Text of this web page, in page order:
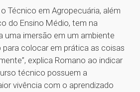
Técnico em Agropecuária, além
do Ensino Médio, tem na
uma imersão em um ambiente
colocar em prática as coisas
explica Romano ao indicar
técnico possuem a
vivência com o aprendizado